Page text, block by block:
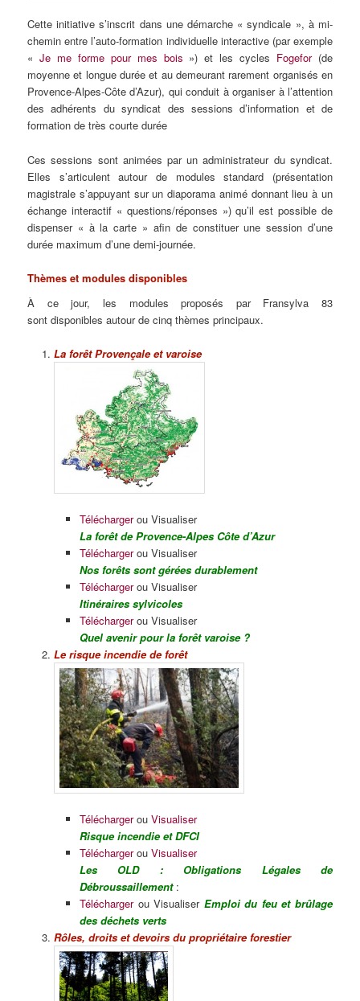
Cette initiative s’inscrit dans une démarche « syndicale », à mi-
chemin entre l’auto-formation individuelle interactive (par exemple
« Je me forme pour mes bois ») et les cycles Fogefor(de
moyenne et longue durée et au demeurant rarement organisés en
Provence-Alpes-Côte d’Azur), qui conduit à organiser à l’attention
des adhérents du syndicat des sessions d’information et de
formation de très courte durée
Ces sessions sont animées par un administrateur du syndicat.
Elles s’articulent autour de modules standard (présentation
magistrale s’appuyant sur un diaporama animé donnant lieu à un
échange interactif « questions/réponses ») qu’il est possible de
dispenser « à la carte » afin de constituer une session d’une
durée maximum d’une demi-journée.
Thèmes et modules disponibles
À ce jour, les modules proposés par Fransylva 83
sont disponibles autour de cinq thèmes principaux.
La forêt Provençale et varoise
Téléchargerou Visualiser
La forêt de Provence-Alpes Côte d’Azur
Téléchargerou Visualiser
Nos forêts sont gérées durablement
Téléchargerou Visualiser
Itinéraires sylvicoles
Téléchargerou Visualiser
Quel avenir pour la forêt varoise ?
Le risque incendie de forêt
TéléchargerouVisualiser
Risque incendie et DFCI
TéléchargerouVisualiser
Les OLD : Obligations Légales de
Débroussaillement :
Téléchargerou Visualiser Emploi du feu et brûlage
des déchets verts
Rôles, droits et devoirs du propriétaire forestier